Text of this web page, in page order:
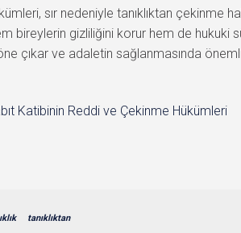
sır nedeniyle tanıklıktan çekinme
bireylerin gizliliğini korur hem de hukuki
çıkar ve adaletin sağlanmasında
Katibinin Reddi ve Çekinme Hükümleri
tanıklıktan